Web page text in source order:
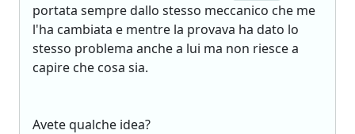
portata sempre dallo stesso meccanico che me
l'ha cambiata e mentre la provava ha dato lo
stesso problema anche a lui ma non riesce a
capire che cosa sia.
Avete qualche idea?